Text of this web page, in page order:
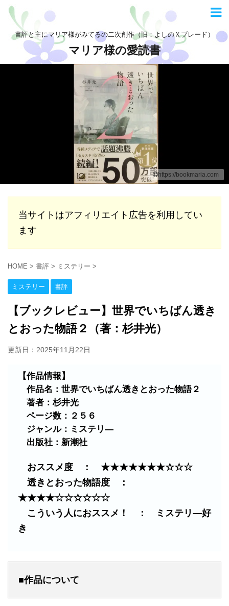
書評と主にマリア様がみてるの二次創作（旧：よしのＸブレード）
マリア様の愛読書
https://bookmaria.com
当サイトはアフィリエイト広告を利用してい
ます
HOME > 書評 > ミステリー >
ミステリー 書評
【ブックレビュー】世界でいちばん透き
とおった物語２（著：杉井光）
更新日： 2025年11月22日
【作品情報】
作品名：世界でいちばん透きとおった物語２
著者：杉井光
ページ数：２５６
ジャンル：ミステリ―
出版社：新潮社
おススメ度 ： ★★★★★★★☆☆☆
透きとおった物語度 ：
★★★★☆☆☆☆☆☆
こういう人におススメ！ ： ミステリ―好
き
■作品について